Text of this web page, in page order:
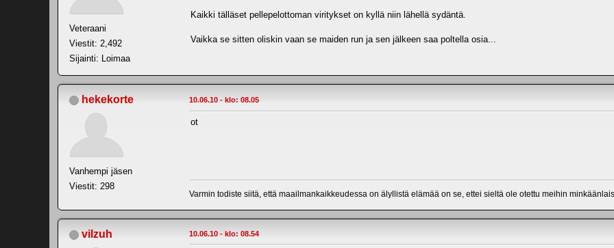
Veteraani
Viestit: 2,492
Sijainti: Loimaa
Kaikki tälläset pellepelottoman viritykset on kyllä niin lähellä sydäntä.
Vaikka se sitten oliskin vaan se maiden run ja sen jälkeen saa poltella osia...
hekekorte
Vanhempi jäsen
Viestit: 298
10.06.10 - klo: 08.05
ot
Varmin todiste siitä, että maailmankaikkeudessa on älyllistä elämää on se, ettei sieltä ole otettu meihin
vilzuh 10.06.10 - klo: 08.54